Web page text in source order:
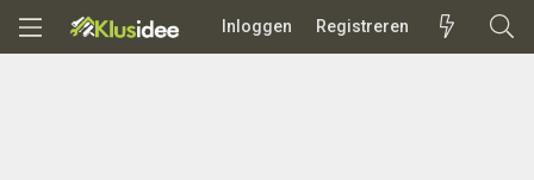
Inloggen Registreren